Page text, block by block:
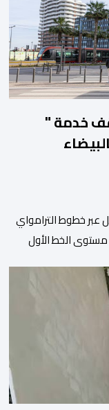
خدمة "
عبر خطوط الترامواي
الخط الأول
لمستعملي الخط، أن
بتهيئة مشروع الخط